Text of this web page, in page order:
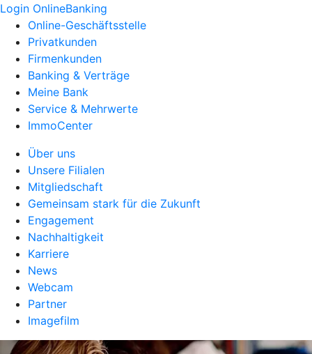
Login OnlineBanking
Online-Geschäftsstelle
Privatkunden
Firmenkunden
Banking & Verträge
Meine Bank
Service & Mehrwerte
ImmoCenter
Über uns
Unsere Filialen
Mitgliedschaft
Gemeinsam stark für die Zukunft
Engagement
Nachhaltigkeit
Karriere
News
Webcam
Partner
Imagefilm